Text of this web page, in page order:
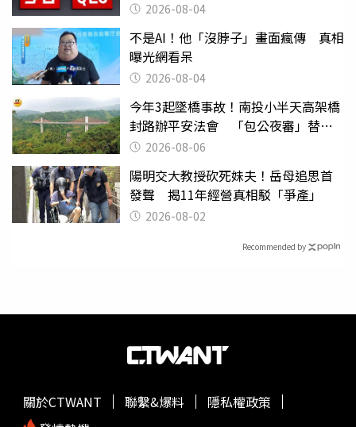
2026-08-04
不是AI！他「沒脖子」畫面瘋傳 真相
曝光網看呆
2026-08-04
今年3起墜橋事故！南投小半天高架橋
封路辦平安法會 「包公夜審」替亡
魂伸冤
2026-08-06
陽明交大教授砍死妹夫！岳母追思首
發聲 揭11年經營真相駁「爭產」
2026-08-02
Recommended by
關於CTWANT 聯繫&爆料
隱私權政策